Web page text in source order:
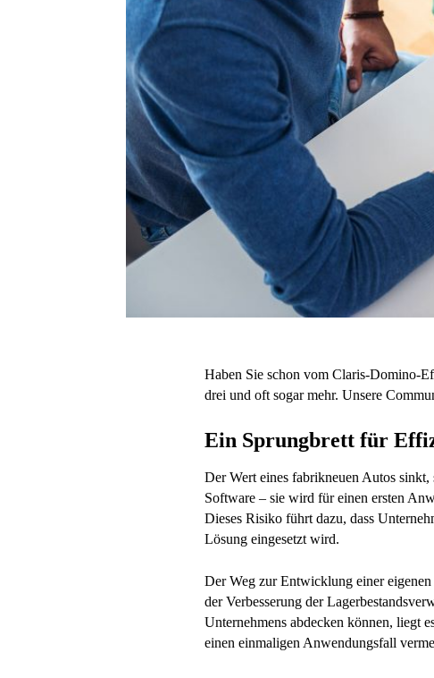
Haben Sie schon vom Claris-Domino-
drei und oft sogar mehr. Unsere
Ein Sprungbrett für
Der Wert eines fabrikneuen Autos
Software – sie wird für einen ersten
Dieses Risiko führt dazu, dass
Lösung eingesetzt wird.
Der Weg zur Entwicklung einer
der Verbesserung der
Unternehmens abdecken können, liegt
einen einmaligen Anwendungsfall